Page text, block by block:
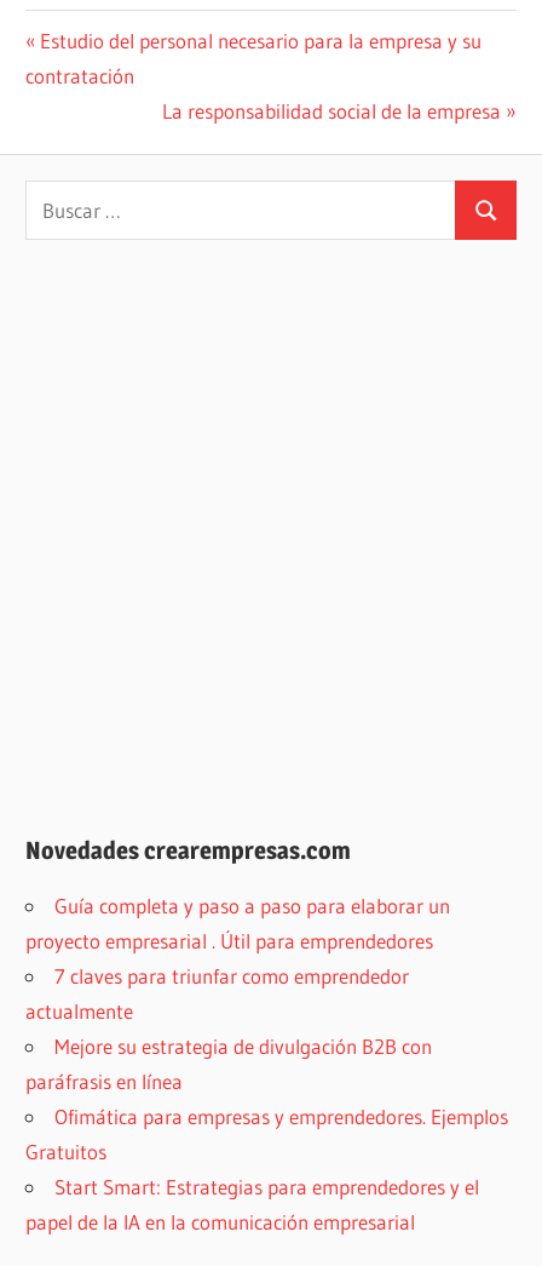
Navegación
de
Entrada
anterior:
Estudio del personal necesario para la empresa y su
contratación
Siguiente
La responsabilidad social de la empresa
Buscar:
Buscar
Novedades crearempresas.com
Guía completa y paso a paso para elaborar un
proyecto empresarial . Útil para emprendedores
7 claves para triunfar como emprendedor
actualmente
Mejore su estrategia de divulgación B2B con
paráfrasis en línea
Ofimática para empresas y emprendedores. Ejemplos
Gratuitos
Start Smart: Estrategias para emprendedores y el
papel de la IA en la comunicación empresarial